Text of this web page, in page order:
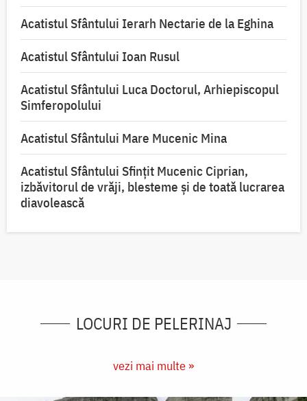
Acatistul Sfântului Ierarh Nectarie de la Eghina
Acatistul Sfântului Ioan Rusul
Acatistul Sfântului Luca Doctorul, Arhiepiscopul
Simferopolului
Acatistul Sfântului Mare Mucenic Mina
Acatistul Sfântului Sfințit Mucenic Ciprian,
izbăvitorul de vrăji, blesteme și de toată lucrarea
diavolească
LOCURI DE PELERINAJ
vezi mai multe »